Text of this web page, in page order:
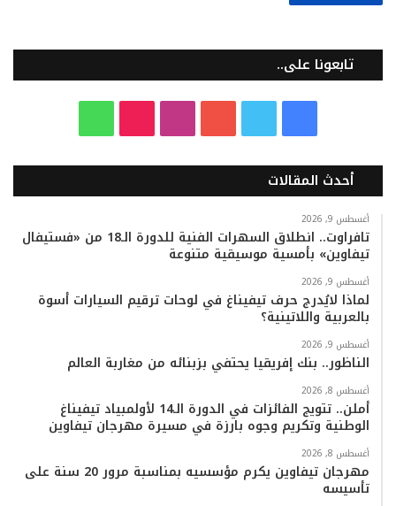
تابعونا على..
س
و
ك
ي
ر
ت
ي
و
ب
س
ت
ر
م
k
T
k
ت
ب
أحدث المقالات
أغسطس 9, 2026
تافراوت.. انطلاق السهرات الفنية للدورة الـ18 من «فستيفال
تيفاوين» بأمسية موسيقية متنوعة
أغسطس 9, 2026
لماذا لايُدرج حرف تيفيناغ في لوحات ترقيم السيارات أسوة
بالعربية واللاتينية؟
أغسطس 9, 2026
الناظور.. بنك إفريقيا يحتفي بزبنائه من مغاربة العالم
أغسطس 8, 2026
أملن.. تتويج الفائزات في الدورة الـ14 لأولمبياد تيفيناغ
الوطنية وتكريم وجوه بارزة في مسيرة مهرجان تيفاوين
أغسطس 8, 2026
مهرجان تيفاوين يكرم مؤسسيه بمناسبة مرور 20 سنة على
تأسيسه